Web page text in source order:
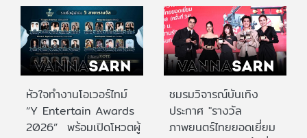
หัวใจทำงานโอเวอร์ไทม์
“Y Entertain Awards
2026” พร้อมเปิดโหวตผู้
ชมรมวิจารณ์บันเทิง
ประกาศ "รางวัล
ภาพยนตร์ไทยยอดเยี่ยม